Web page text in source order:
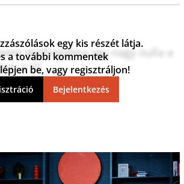
légiforgalma egy nagy nulla a
a 32.
0
egy kis részét látja.
a további kommentek
be, vagy regisztráljon!
Bejelentkezés